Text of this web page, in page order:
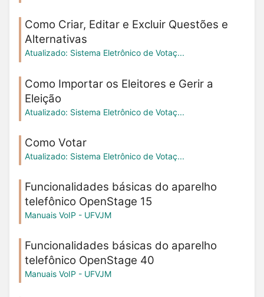
Como Criar, Editar e Excluir Questões e
Alternativas
Atualizado: Sistema Eletrônico de Votaç...
Como Importar os Eleitores e Gerir a
Eleição
Atualizado: Sistema Eletrônico de Votaç...
Como Votar
Atualizado: Sistema Eletrônico de Votaç...
Funcionalidades básicas do aparelho
telefônico OpenStage 15
Manuais VoIP - UFVJM
Funcionalidades básicas do aparelho
telefônico OpenStage 40
Manuais VoIP - UFVJM